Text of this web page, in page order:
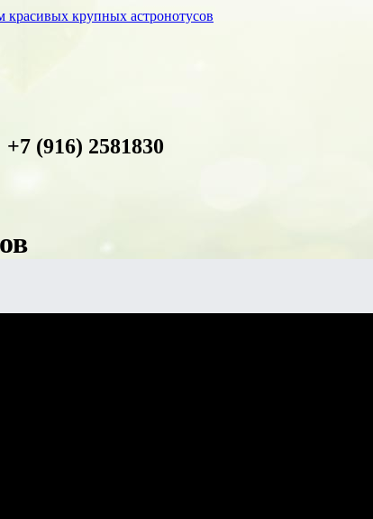
красивых крупных астронотусов
+7 (916) 2581830